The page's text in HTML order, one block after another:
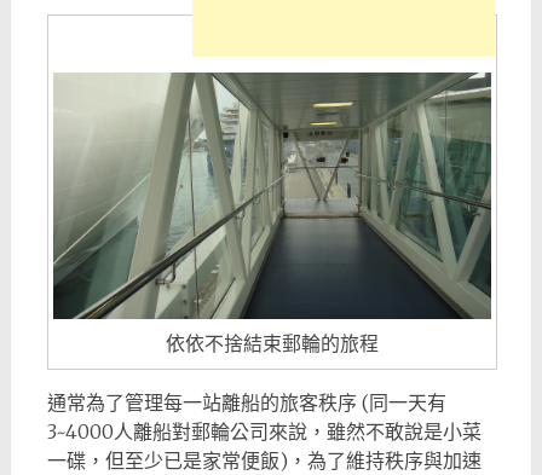
依依不捨結束郵輪的旅程
通常為了管理每一站離船的旅客秩序 (同一天有
3~4000人離船對郵輪公司來說，雖然不敢說是小菜
一碟，但至少已是家常便飯)，為了維持秩序與加速